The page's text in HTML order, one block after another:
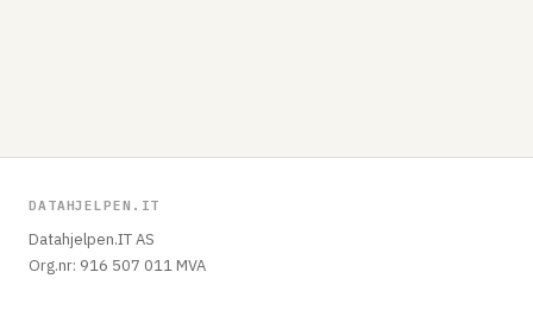
DATAHJELPEN.IT
Datahjelpen.IT AS
Org.nr: 916 507 011 MVA